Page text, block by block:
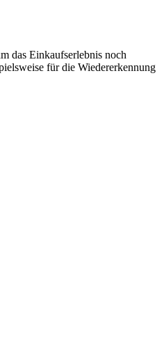
das Einkaufserlebnis noch
für die Wiedererkennung